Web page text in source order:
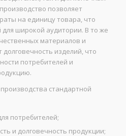
позволяет
на единицу товара, что
широкой аудитории. В то же
материалов и
изделий, что
потребителей и
стандартной
потребителей;
и долговечность продукции;